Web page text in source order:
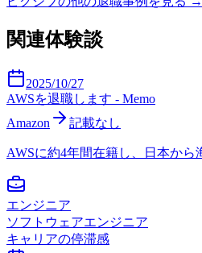
関連体験談
2025/10/27
AWSを退職します - Memo
Amazon
記載なし
AWSに約4年間在籍し、日本から
エンジニア
ソフトウェアエンジニア
キャリアの停滞感